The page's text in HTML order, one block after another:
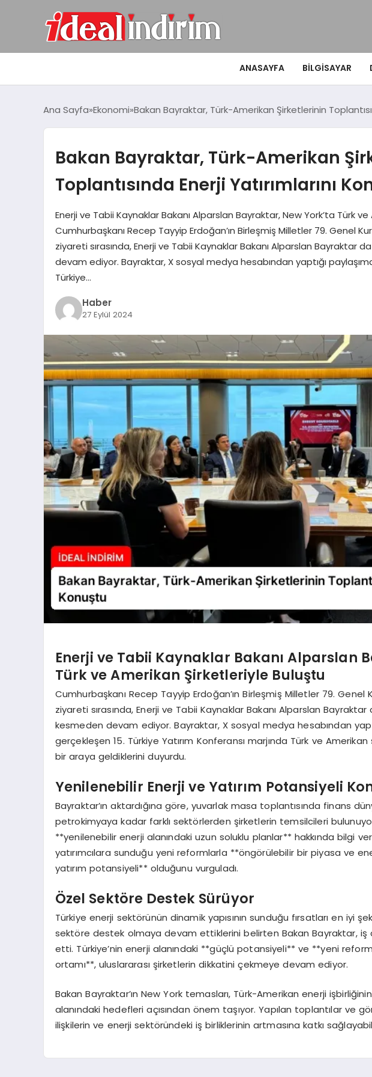
ANASAYFA BILGISAYAR
Ana Sayfa Ekonomi Bakan Bayraktar, Türk-Amerikan Şirketlerinin
Bakan Bayraktar, Türk-Amerikan
Toplantısında Enerji Yatırımlarını
Enerji ve Tabii Kaynaklar Bakanı Alparslan Bayraktar, New York’ta Türk
Cumhurbaşkanı Recep Tayyip Erdoğan’ın Birleşmiş Milletler 79. Genel
ziyareti sırasında, Enerji ve Tabii Kaynaklar Bakanı Alparslan Bayraktar
devam ediyor. Bayraktar, X sosyal medya hesabından yaptığı
Türkiye…
Haber
27 Eylül 2024
Enerji ve Tabii Kaynaklar Bakanı Alparslan
Türk ve Amerikan Şirketleriyle Buluştu
Cumhurbaşkanı Recep Tayyip Erdoğan’ın Birleşmiş Milletler 79. Genel
ziyareti sırasında, Enerji ve Tabii Kaynaklar Bakanı Alparslan Bayraktar
kesmeden devam ediyor. Bayraktar, X sosyal medya hesabından
gerçekleşen 15. Türkiye Yatırım Konferansı marjında Türk ve
bir araya geldiklerini duyurdu.
Yenilenebilir Enerji ve Yatırım Potansiyeli
Bayraktar’ın aktardığına göre, yuvarlak masa toplantısında finans
petrokimyaya kadar farklı sektörlerden şirketlerin temsilcileri
**yenilenebilir enerji alanındaki uzun soluklu planlar** hakkında bilgi
yatırımcılara sunduğu yeni reformlarla **öngörülebilir bir piyasa ve
yatırım potansiyeli** olduğunu vurguladı.
Özel Sektöre Destek Sürüyor
Türkiye enerji sektörünün dinamik yapısının sunduğu fırsatları en iyi
sektöre destek olmaya devam ettiklerini belirten Bakan Bayraktar, iş
etti. Türkiye’nin enerji alanındaki **güçlü potansiyeli** ve **yeni
ortamı**, uluslararası şirketlerin dikkatini çekmeye devam ediyor.
Bakan Bayraktar’ın New York temasları, Türk-Amerikan enerji
alanındaki hedefleri açısından önem taşıyor. Yapılan toplantılar ve
ilişkilerin ve enerji sektöründeki iş birliklerinin artmasına katkı